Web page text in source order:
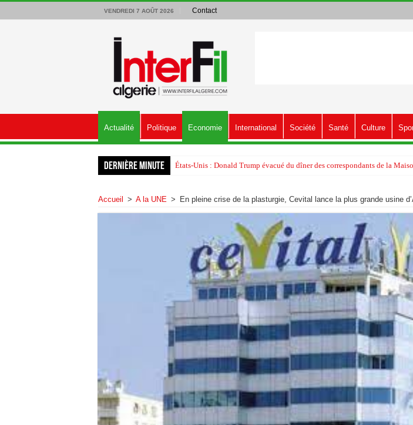
VENDREDI 7 AOÛT 2026 Contact
Actualité Politique Economie International Société Santé Culture
Dernière minute États-Unis : Donald Trump évacué du dîner des correspondants de la
Accueil > A la UNE > En pleine crise de la plasturgie, Cevital lance la plus grande usine